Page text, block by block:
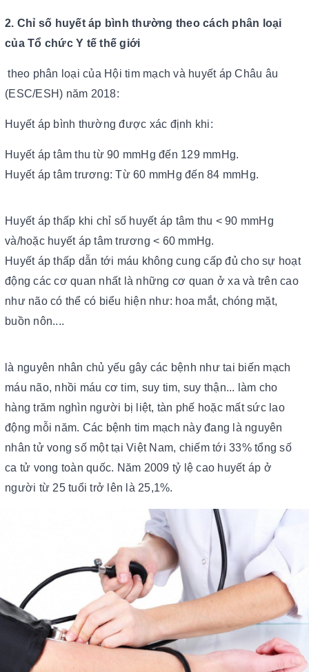
2. Chỉ số huyết áp bình thường theo cách phân loại
của Tổ chức Y tế thế giới
theo phân loại của Hội tim mạch và huyết áp Châu âu
(ESC/ESH) năm 2018:
Huyết áp bình thường được xác định khi:
Huyết áp tâm thu từ 90 mmHg đến 129 mmHg.
Huyết áp tâm trương: Từ 60 mmHg đến 84 mmHg.
Huyết áp thấp khi chỉ số huyết áp tâm thu < 90 mmHg
và/hoặc huyết áp tâm trương < 60 mmHg.
Huyết áp thấp dẫn tới máu không cung cấp đủ cho sự hoạt
động các cơ quan nhất là những cơ quan ở xa và trên cao
như não có thể có biểu hiện như: hoa mắt, chóng mặt,
buồn nôn....
là nguyên nhân chủ yếu gây các bệnh như tai biến mạch
máu não, nhồi máu cơ tim, suy tim, suy thận... làm cho
hàng trăm nghìn người bị liệt, tàn phế hoặc mất sức lao
động mỗi năm. Các bệnh tim mạch này đang là nguyên
nhân tử vong số một tại Việt Nam, chiếm tới 33% tổng số
ca tử vong toàn quốc. Năm 2009 tỷ lệ cao huyết áp ở
người từ 25 tuổi trở lên là 25,1%.